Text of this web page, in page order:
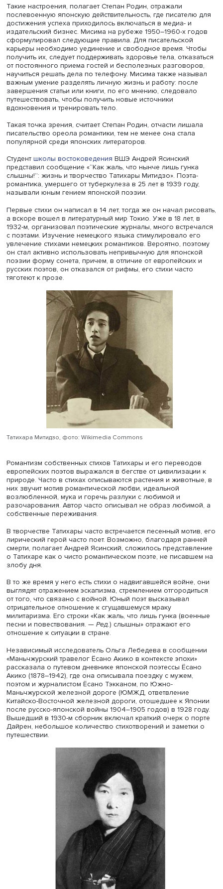
Мисима Юкио, фото: Пикабу
Такие настроения, полагает Степан Родин, отражали
достижения успеха приходилось включаться в медиа- и
издательский бизнес. Мисима на рубеже 1950–1960-х
сформулировал следующие правила. Для писательской
карьеры необходимо уединение и свободное время.
от постоянного приема гостей и бесполезных
научиться решать дела по телефону. Мисима также
важным умение разделять личную жизнь и работу:
завершения статьи или книги, по его мнению,
путешествовать, чтобы получить новые источники
вдохновения и тренировать тело.
Такая точка зрения, считает Степан Родин, отчасти
популярной среди японских литераторов.
школы востоковедения
представил сообщение «“Как жаль, что нынче лишь
слышны!”: жизнь и творчество Татихары Митидзо».
романтика, умершего от туберкулеза в 25 лет в 1939
называли юным гением японской поэзии.
Первые стихи он написал в 14 лет, тогда же он начал
а вскоре вошел в литературный мир Токио. Уже в 18
1932-м, организовал поэтические журналы, много
с поэтами. Изучение немецкого языка стимулировало
увлечение стихами немецких романтиков. Вероятно,
он стал активно использовать непривычную для
поэзии форму сонета, причем, в отличие от
русских поэтов, он отказался от рифмы, его стихи часто
Татихара Митидзо, фото: Wikimedia Commons
Романтизм собственных стихов Татихары и его
европейских поэтов выражался в бегстве от
природе. Часто в стихах описываются растения и
них звучит мотив романтической любви, идеальной
возлюбленной, мука и горечь разлуки с любимой и
разочарования. Автор часто описывал не образ
собственные переживания.
лирический герой часто поет. Возможно, благодаря
смерти, полагает Андрей Ясинский, сложилось
о Татихаре как о чисто романтическом поэте, не
В то же время у него есть стихи о надвигавшейся
выглядят отражением эскапизма, стремлением
от того, что связано с войной. Юный поэт высказывал
отрицательное отношение к сгущавшемуся мраку
милитаризма. Его строки «Как жаль, что лишь гунка
песни и повествования. —Ред.) слышны» отражают его
отношение к ситуации в стране.
Независимый исследователь Ольга Лебедева в